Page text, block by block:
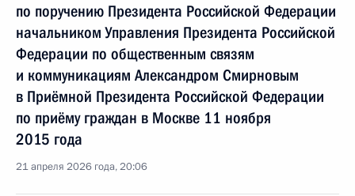
по поручению Президента Российской Федерации
начальником Управления Президента Российской
Федерации по общественным связям
и коммуникациям Александром Смирновым
в Приёмной Президента Российской Федерации
по приёму граждан в Москве 11 ноября
2015 года
21 апреля 2026 года, 20:06